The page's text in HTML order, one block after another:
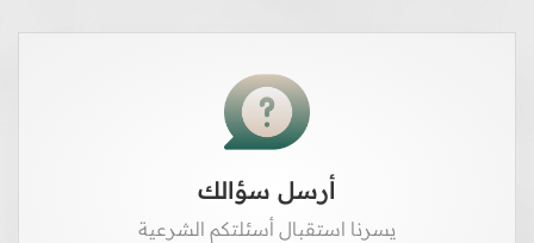
أرسل سؤالك
يسرنا استقبال أسئلتكم الشرعية